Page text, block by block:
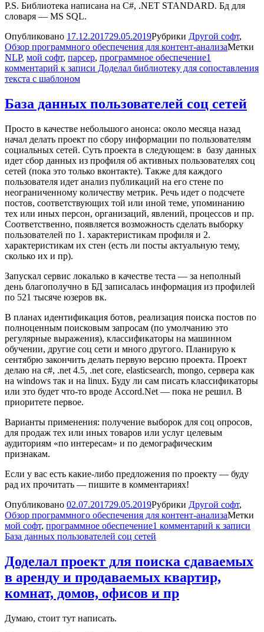
P.S. Библиотека написана на C#, .NET STANDARD. Бд для
словаря — MS SQL.
Опубликовано 17.12.201729.05.2019Рубрики Другой софт,
Обзор программного обеспечения для контент-анализаМетки
NLP, мой софт, парсер, программное обеспечение1
комментарий к записи Доделал библиотеку для сопоставления
текста с шаблоном
База данных пользователей соц сетей
Просто в качестве небольшого анонса: около месяца назад
начал делать проект по сбору информации по пользователям
социальных сетей. Суть проекта в следующем: в базу данных
идет сбор данных из профиля об активных пользователях соц
сетей (пока это только вконтакте). Также для каждого
пользователя идет анализ публикаций на его стене по
неограниченному количеству метрик. Речь идет о подсчете
постов, соответствующих той или иной теме, упоминанию
тех или иных персон, организаций, явлений, процессов и пр.
Соответственно, появляется возможность сделать выборку
пользователей по 1. характеристикам профиля и 2.
характеристикам их стен (есть ли посты актуальную тему,
сколько их и пр).
Запускал сервис локалько в качестве теста — за неполный
день благополучно в БД записалась информация из профилей
по 521 тысяче юзеров вк.
В планах идентификация ботов, реализация поиска постов по
полноценным поисковым запросам (по умолчанию это
регулярные выражения), классификаторы на машинном
обучении, другие соц сети и много другого. Планирую к
сентябрю закончить делать первую версию проекта. Проект
делаю на c#, .net 4.5, .net core, elasticsearch, mongo, сервера как
на windows так и на linux. Буду ли сам писать классификаторы
или это будет что-то вроде Accord.Net — пока не решил. В
приоритете первое.
Варианты применения: получение выборок для соц опросов,
для продаж тех или иных товаров или услуг целевым
аудиториям «по интересам» и по демографическим
признакам.
Если у вас есть какие-либо предложения по проекту — буду
рад их прочитать — пишите в комментариях!
Опубликовано 02.07.201729.05.2019Рубрики Другой софт,
Обзор программного обеспечения для контент-анализаМетки
мой софт, программное обеспечение1 комментарий к записи
База данных пользователей соц сетей
Доделал проект для поиска сдаваемых
в аренду и продаваемых квартир,
комнат, домов, офисов и пр
Думаю, стоит тут написать.